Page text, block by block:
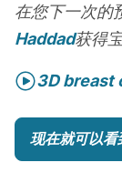
在您下一次的
Haddad获得
3D breast
现在就可以